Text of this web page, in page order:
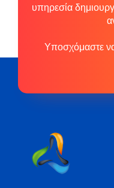
υπηρεσία
Υποσχόμαστε